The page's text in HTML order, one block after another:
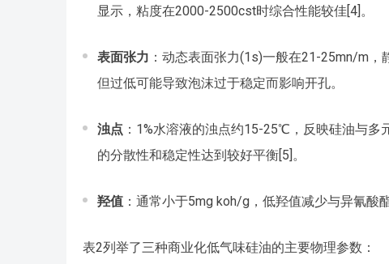
显示，粘度在2000-2500cst时综合性能较佳[4]。
表面张力 ：动态表面张力(1s)一般在21-25mn/m
但过低可能导致泡沫过于稳定而影响开孔。
浊点 ：1%水溶液的浊点约15-25℃，反映硅油与
的分散性和稳定性达到较好平衡[5]。
羟值 ：通常小于5mg koh/g，低羟值减少与异氰酸
表2列举了三种商业化低气味硅油的主要物理参数：